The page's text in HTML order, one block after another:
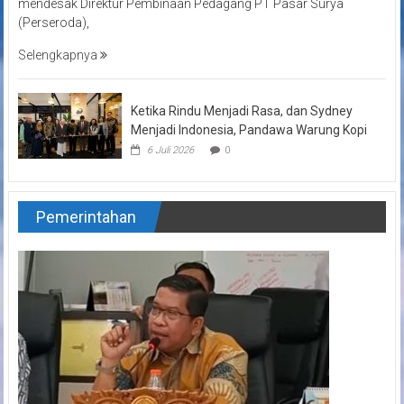
mendesak Direktur Pembinaan Pedagang PT Pasar Surya
(Perseroda),
Selengkapnya
Ketika Rindu Menjadi Rasa, dan Sydney
Menjadi Indonesia, Pandawa Warung Kopi
6 Juli 2026 0
Pemerintahan